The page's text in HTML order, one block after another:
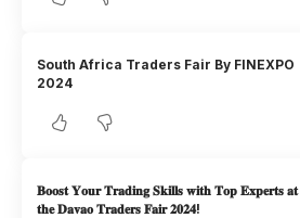
South Africa Traders Fair By FINEXPO
2024
𝐁𝐨𝐨𝐬𝐭 𝐘𝐨𝐮𝐫 𝐓𝐫𝐚𝐝𝐢𝐧𝐠 𝐒𝐤𝐢𝐥𝐥𝐬 𝐰𝐢𝐭𝐡 𝐓𝐨𝐩 𝐄𝐱𝐩𝐞𝐫𝐭𝐬 𝐚𝐭
𝐭𝐡𝐞 𝐃𝐚𝐯𝐚𝐨 𝐓𝐫𝐚𝐝𝐞𝐫𝐬 𝐅𝐚𝐢𝐫 𝟐𝟎𝟐𝟒!